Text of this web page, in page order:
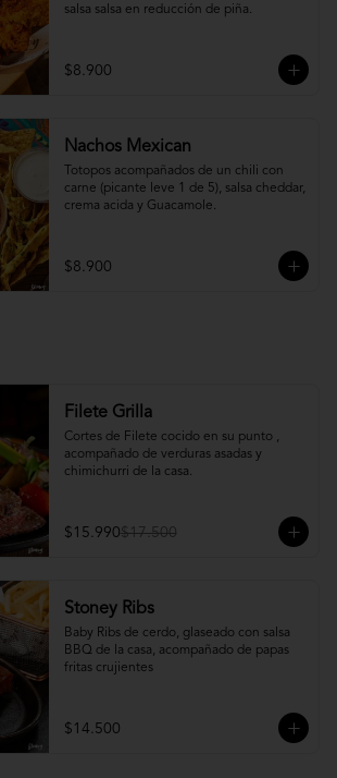
salsa salsa en reducción de piña.
$8.900
Nachos Mexican
Totopos acompañados de un chili con
carne (picante leve 1 de 5), salsa cheddar,
crema acida y Guacamole.
$8.900
Filete Grilla
Cortes de Filete cocido en su punto ,
acompañado de verduras asadas y
chimichurri de la casa.
$15.990$17.500
Stoney Ribs
Baby Ribs de cerdo, glaseado con salsa
BBQ de la casa, acompañado de papas
fritas crujientes
$14.500